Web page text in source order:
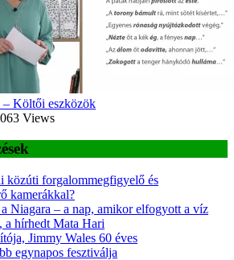
Költői eszközök
Views
közúti forgalommegfigyelő és
kamerákkal?
Niagara – a nap, amikor elfogyott a víz
a hírhedt Mata Hari
Jimmy Wales 60 éves
egynapos fesztiválja